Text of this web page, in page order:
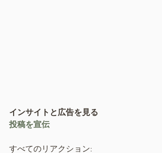
インサイトと広告を見る
投稿を宣伝
すべてのリアクション: